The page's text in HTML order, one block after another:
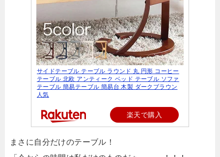
サイドテーブル テーブル ラウンド 丸 円形 コーヒー
テーブル 北欧 アンティーク ベッド テーブル ソファ
テーブル 簡易テーブル 簡易台 木製 ダークブラウン
人気
楽天で購入
まさに自分だけのテーブル！